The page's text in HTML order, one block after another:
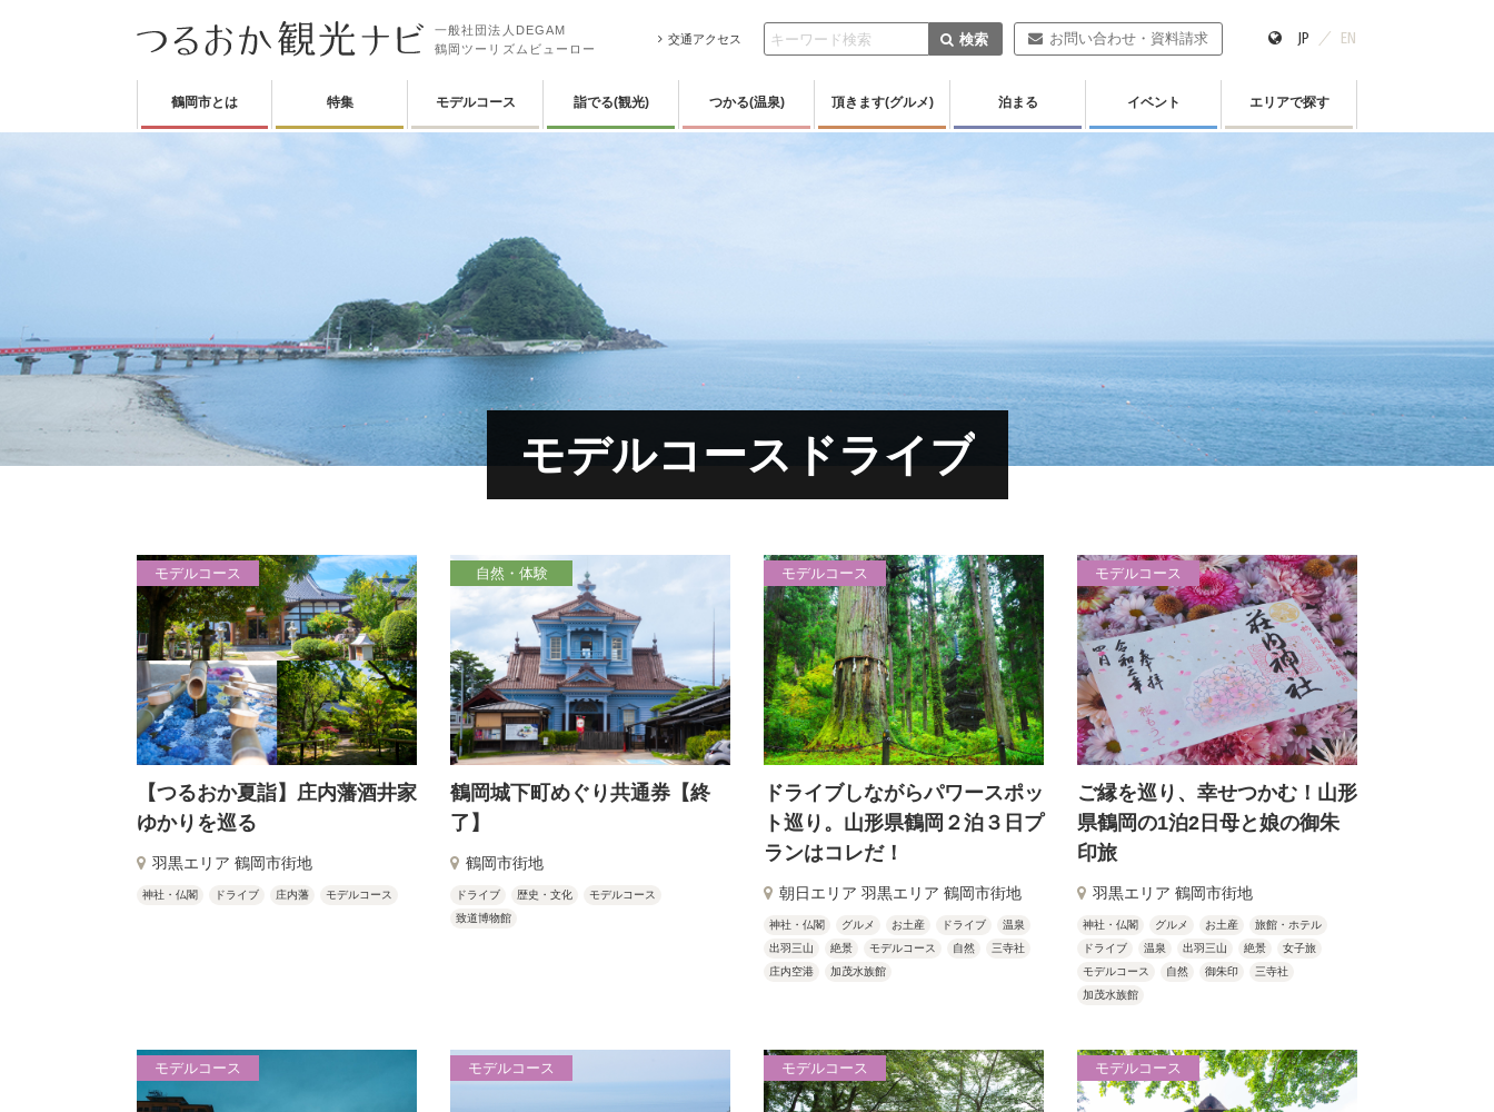
一般社団法人DEGAM
鶴岡ツーリズムビューロー
交通アクセス 検索 お問い合わせ・資料請求 JP EN
鶴岡市とは 特集 モデルコース 詣でる(観光) つかる(温泉) 頂きます(グルメ) 泊まる イベント エリアで探す
モデルコースドライブ
モデルコース
【つるおか夏詣】庄内藩酒井家
ゆかりを巡る
羽黒エリア 鶴岡市街地
神社・仏閣 ドライブ 庄内藩 モデルコース
自然・体験
鶴岡城下町めぐり共通券【終
了】
鶴岡市街地
ドライブ 歴史・文化
モデルコース
致道博物館
モデルコース
ドライブしながらパワースポッ
ト巡り。山形県鶴岡２泊３日プ
ランはコレだ！
朝日エリア 羽黒エリア 鶴岡市街地
神社・仏閣 グルメ お土産 ドライブ
温泉
出羽三山
絶景 モデルコース 自然
三寺社
庄内空港
加茂水族館
モデルコース
ご縁を巡り、幸せつかむ！山形
県鶴岡の1泊2日母と娘の御朱
印旅
羽黒エリア 鶴岡市街地
神社・仏閣 グルメ お土産
旅館・ホテル
ドライブ
温泉 出羽三山 絶景
女子旅
モデルコース
自然 御朱印
三寺社
加茂水族館
モデルコース モデルコース モデルコース モデルコース